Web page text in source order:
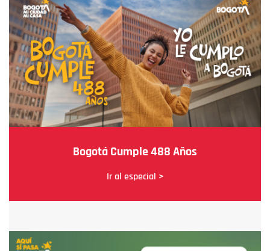
Bogotá Cumple 488 Años
Ir al especial >